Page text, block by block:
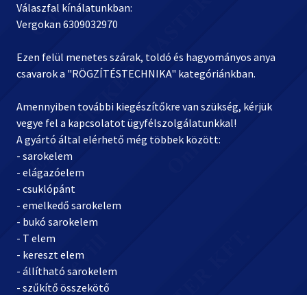
Válaszfal kínálatunkban:
Vergokan 6309032970
Ezen felül menetes szárak, toldó és hagyományos anya
csavarok a "RÖGZÍTÉSTECHNIKA" kategóriánkban.
Amennyiben további kiegészítőkre van szükség, kérjük
vegye fel a kapcsolatot ügyfélszolgálatunkkal!
A gyártó által elérhető még többek között:
- sarokelem
- elágazóelem
- csuklópánt
- emelkedő sarokelem
- bukó sarokelem
- T elem
- kereszt elem
- állítható sarokelem
- szűkítő összekötő